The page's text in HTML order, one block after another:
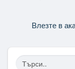
Влезте в